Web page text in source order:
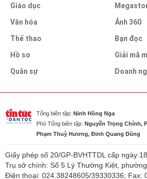
Giáo dục
Văn hóa
Thể thao
Hồ sơ
Quân sự
Ảnh 360
Bạn đọc
Giải mã
Doanh
Tổng biên tập: Ninh Hồng Nga
Phó Tổng biên tập: Nguyễn Trọng Chính,
Phạm Thuỳ Hương, Đinh Quang Dũng
Giấy phép số 20/GP-BVHTTDL cấp ngày
Trụ sở chính: Số 5 Lý Thường Kiệt,
Điện thoại: 024.38248605/39330336; Fax: